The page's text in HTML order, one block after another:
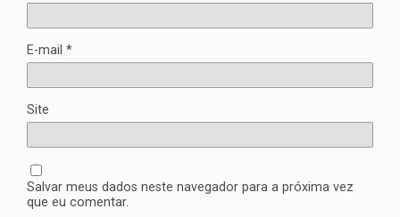
E-mail *
Site
Salvar meus dados neste navegador para a próxima vez
que eu comentar.